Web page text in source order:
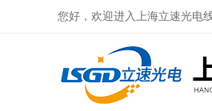
您好，欢迎进入上海立速光电